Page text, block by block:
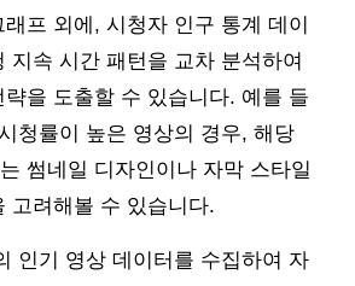
프 외에, 시청자 인구 통계 데이
지속 시간 패턴을 교차 분석하여
을 도출할 수 있습니다. 예를 들
청률이 높은 영상의 경우, 해당
썸네일 디자인이나 자막 스타일
고려해볼 수 있습니다.
인기 영상 데이터를 수집하여 자